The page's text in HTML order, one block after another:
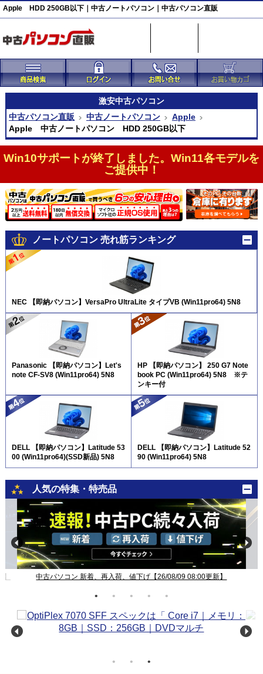
Apple HDD 250GB以下｜中古ノートパソコン｜中古パソコン直販
激安中古パソコン
中古パソコン直販
中古ノートパソコン
Apple
Apple 中古ノートパソコン HDD 250GB以下
Win10サポートが終了しました。Win11各モデルを
ご提供中！
ノートパソコン 売れ筋ランキング
NEC 【即納パソコン】VersaPro UltraLite タイプVB (Win11pro64) 5N8
Panasonic 【即納パソコン】Let's
note CF-SV8 (Win11pro64) 5N8
HP 【即納パソコン】 250 G7 Note
book PC (Win11pro64) 5N8 ※テ
ンキー付
DELL 【即納パソコン】Latitude 53
00 (Win11pro64)(SSD新品) 5N8
DELL 【即納パソコン】Latitude 52
90 (Win11pro64) 5N8
人気の特集・特売品
中古パソコン 新着、再入荷、値下げ【26/08/09 08:00更新】